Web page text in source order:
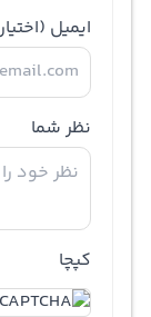
ایمیل
نظر شما
کپچا